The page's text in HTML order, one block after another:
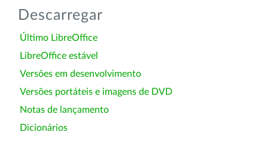
Descarregar
Último LibreOffice
LibreOffice estável
Versões em desenvolvimento
Versões portáteis e imagens de DVD
Notas de lançamento
Dicionários